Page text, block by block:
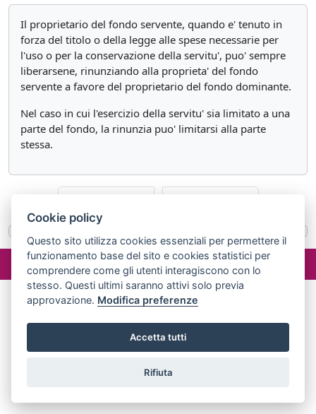
Il proprietario del fondo servente, quando e' tenuto in
forza del titolo o della legge alle spese necessarie per
l'uso o per la conservazione della servitu', puo' sempre
liberarsene, rinunziando alla proprieta' del fondo
servente a favore del proprietario del fondo dominante.
Nel caso in cui l'esercizio della servitu' sia limitato a una
parte del fondo, la rinunzia puo' limitarsi alla parte
stessa.
©2024 misterlex.it -redazione@misterlex.it-Privacy
02029690472
Cookie policy
Questo sito utilizza cookies essenziali per permettere il
funzionamento base del sito e cookies statistici per
comprendere come gli utenti interagiscono con lo
stesso. Questi ultimi saranno attivi solo previa
approvazione. Modifica preferenze
Accetta tutti
Rifiuta